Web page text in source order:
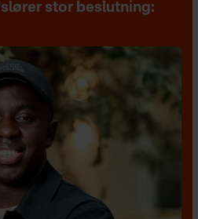
stor beslutning: